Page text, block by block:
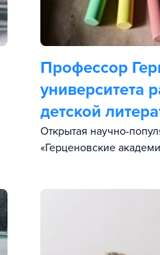
Профессор
университета
детской
Открытая научно-
«Герценовские